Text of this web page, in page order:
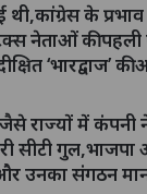
के
नेताओं की
‘भारद्वाज’
राज्यों में
सीटी
और उनका संगठन